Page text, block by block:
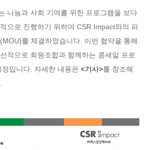
나눔과 사회 기여를 위한 프로그램을 보다
으로 진행하기 위하여 CSR Impact와의 파
를 체결하였습니다. 이번 협약을 통해
적으로 회원조합과 함께하는 콩세알 프로
입니다. 자세한 내용은 <기사>를 참조해